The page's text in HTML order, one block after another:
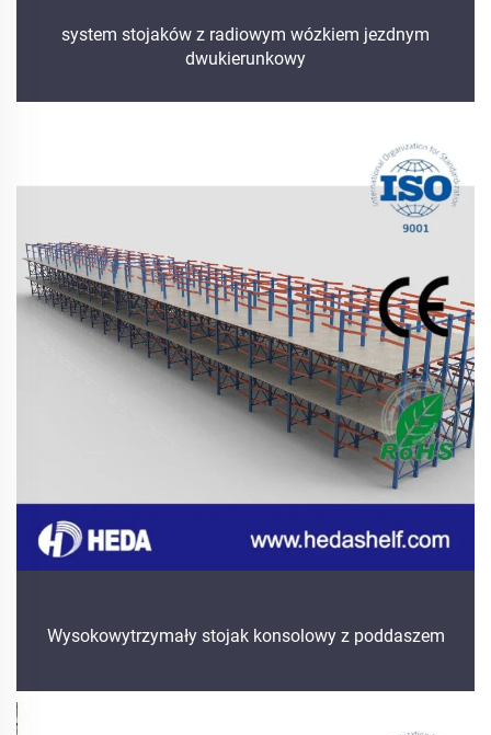
system stojaków z radiowym wózkiem jezdnym
dwukierunkowy
Wysokowytrzymały stojak konsolowy z poddaszem